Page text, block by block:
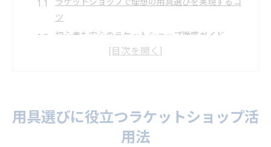
ツ
初心者も安心のラケットショップ徹底ガイド
ガット張替え対応のラケットショップの強みとは
経験者も初心者も安心のサービスが揃う理由
ラケットショップならではの初心者サポート体制
用具選びに役立つラケットショップ活
用法